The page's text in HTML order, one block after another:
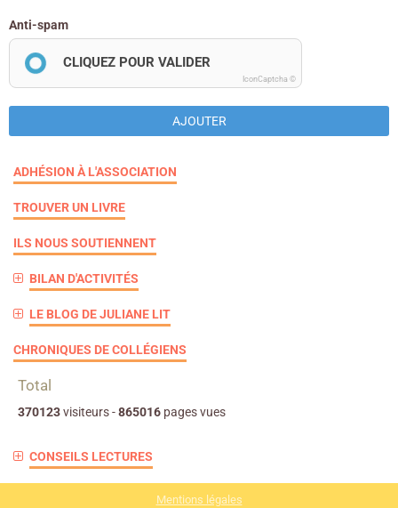
Anti-spam
CLIQUEZ POUR VALIDER
IconCaptcha ©
AJOUTER
ADHÉSION À L'ASSOCIATION
TROUVER UN LIVRE
ILS NOUS SOUTIENNENT
BILAN D'ACTIVITÉS
LE BLOG DE JULIANE LIT
CHRONIQUES DE COLLÉGIENS
Total
370123visiteurs -865016 pages vues
CONSEILS LECTURES
Mentions légales